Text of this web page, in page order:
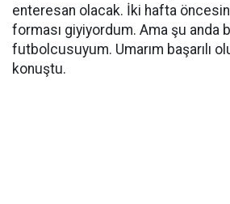
enteresan olacak. İki hafta
forması giyiyordum. Ama şu anda
futbolcusuyum. Umarım başarılı
konuştu.